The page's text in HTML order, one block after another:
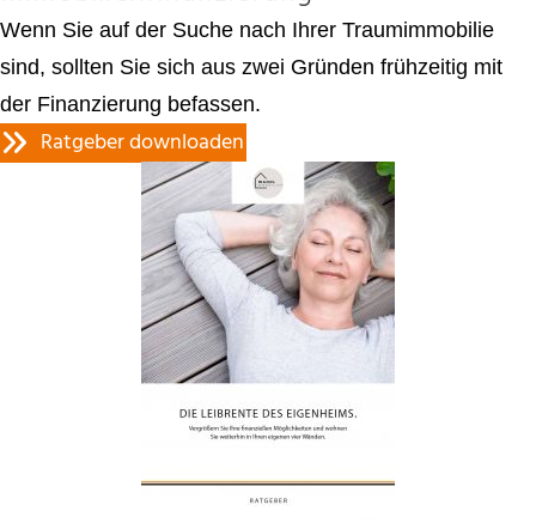
Wenn Sie auf der Suche nach Ihrer Traumimmobilie
sind, sollten Sie sich aus zwei Gründen frühzeitig mit
der Finanzierung befassen.
Ratgeber downloaden